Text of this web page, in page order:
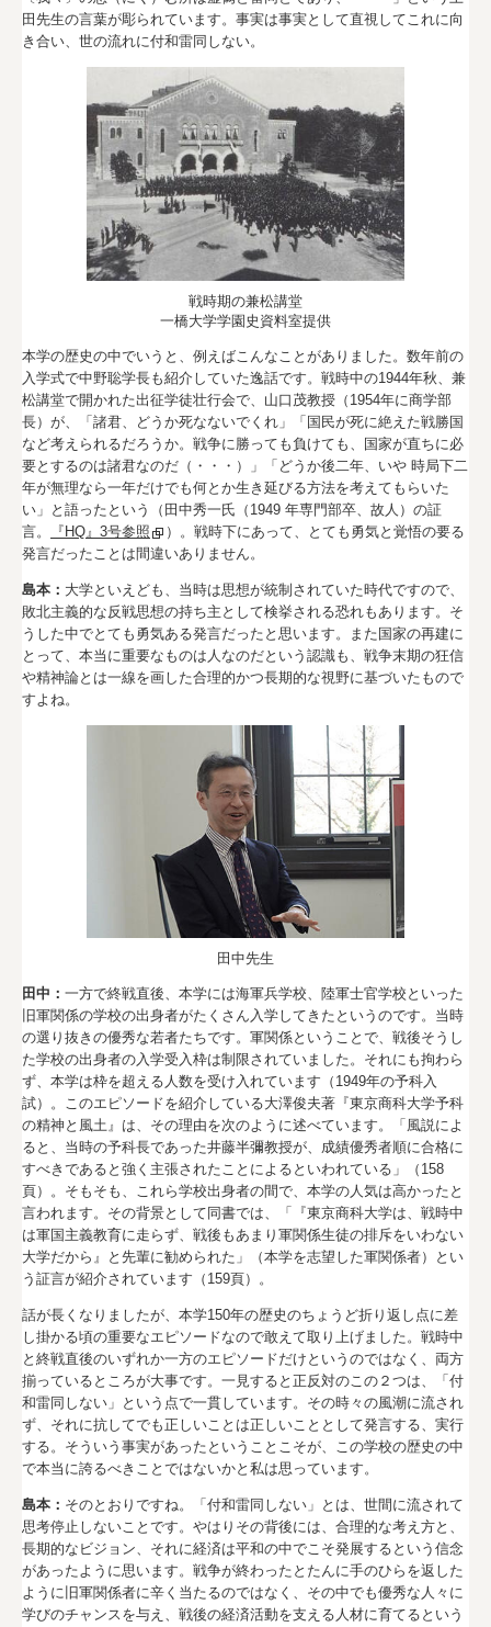
田先生の言葉が彫られています。事実は事実として直視してこれに向
き合い、世の流れに付和雷同しない。
戦時期の兼松講堂
一橋大学学園史資料室提供
本学の歴史の中でいうと、例えばこんなことがありました。数年前の
入学式で中野聡学長も紹介していた逸話です。戦時中の1944年秋、兼
松講堂で開かれた出征学徒壮行会で、山口茂教授（1954年に商学部
長）が、「諸君、どうか死なないでくれ」「国民が死に絶えた戦勝国
など考えられるだろうか。戦争に勝っても負けても、国家が直ちに必
要とするのは諸君なのだ（・・・）」「どうか後二年、いや 時局下二
年が無理なら一年だけでも何とか生き延びる方法を考えてもらいた
い」と語ったという（田中秀一氏（1949 年専門部卒、故人）の証
言。
『HQ』3号参照
）。戦時下にあって、とても勇気と覚悟の要る
発言だったことは間違いありません。
島本： 大学といえども、当時は思想が統制されていた時代ですので、
敗北主義的な反戦思想の持ち主として検挙される恐れもあります。そ
うした中でとても勇気ある発言だったと思います。また国家の再建に
とって、本当に重要なものは人なのだという認識も、戦争末期の狂信
や精神論とは一線を画した合理的かつ長期的な視野に基づいたもので
すよね。
田中先生
田中： 一方で終戦直後、本学には海軍兵学校、陸軍士官学校といった
旧軍関係の学校の出身者がたくさん入学してきたというのです。当時
の選り抜きの優秀な若者たちです。軍関係ということで、戦後そうし
た学校の出身者の入学受入枠は制限されていました。それにも拘わら
ず、本学は枠を超える人数を受け入れています（1949年の予科入
試）。このエピソードを紹介している大澤俊夫著『東京商科大学予科
の精神と風土』は、その理由を次のように述べています。「風説によ
ると、当時の予科長であった井藤半彌教授が、成績優秀者順に合格に
すべきであると強く主張されたことによるといわれている」（158
頁）。そもそも、これら学校出身者の間で、本学の人気は高かったと
言われます。その背景として同書では、「『東京商科大学は、戦時中
は軍国主義教育に走らず、戦後もあまり軍関係生徒の排斥をいわない
大学だから』と先輩に勧められた」（本学を志望した軍関係者）とい
う証言が紹介されています（159頁）。
話が長くなりましたが、本学150年の歴史のちょうど折り返し点に差
し掛かる頃の重要なエピソードなので敢えて取り上げました。戦時中
と終戦直後のいずれか一方のエピソードだけというのではなく、両方
揃っているところが大事です。一見すると正反対のこの２つは、「付
和雷同しない」という点で一貫しています。その時々の風潮に流され
ず、それに抗してでも正しいことは正しいこととして発言する、実行
する。そういう事実があったということこそが、この学校の歴史の中
で本当に誇るべきことではないかと私は思っています。
島本： そのとおりですね。「付和雷同しない」とは、世間に流されて
思考停止しないことです。やはりその背後には、合理的な考え方と、
長期的なビジョン、それに経済は平和の中でこそ発展するという信念
があったように思います。戦争が終わったとたんに手のひらを返した
ように旧軍関係者に辛く当たるのではなく、その中でも優秀な人々に
学びのチャンスを与え、戦後の経済活動を支える人材に育てるという